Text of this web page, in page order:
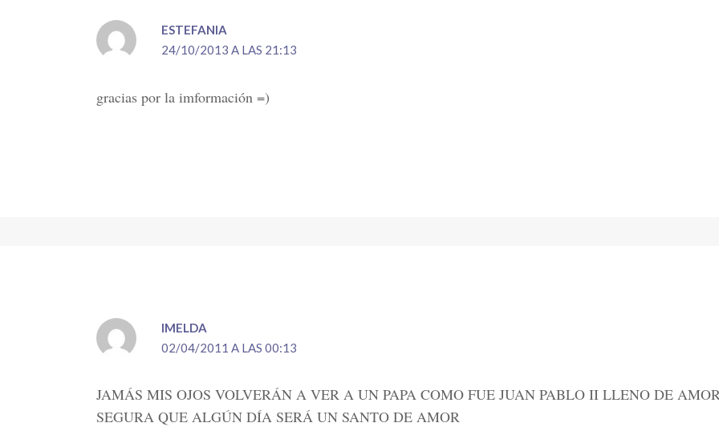
ESTEFANIA
24/10/2013 A LAS 21:13
gracias por la imformación =)
IMELDA
02/04/2011 A LAS 00:13
JAMÁS MIS OJOS VOLVERÁN A VER A UN PAPA COMO FUE JUAN PABLO II LLENO DE
SEGURA QUE ALGÚN DÍA SERÁ UN SANTO DE AMOR